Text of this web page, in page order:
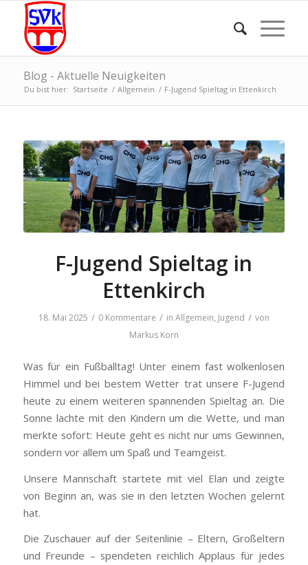
Blog - Aktuelle Neuigkeiten
Du bist hier: Startseite / Allgemein / F-Jugend Spieltag in Ettenkirch
F-Jugend Spieltag in
Ettenkirch
18. Mai 2025 / 0 Kommentare / in Allgemein, Jugend / von
Markus Korn
Was für ein Fußballtag! Unter einem fast wolkenlosen
Himmel und bei bestem Wetter trat unsere F-Jugend
heute zu einem weiteren spannenden Spieltag an. Die
Sonne lachte mit den Kindern um die Wette, und man
merkte sofort: Heute geht es nicht nur ums Gewinnen,
sondern vor allem um Spaß und Teamgeist.
Unsere Mannschaft startete mit viel Elan und zeigte
von Beginn an, was sie in den letzten Wochen gelernt
hat.
Die Zuschauer auf der Seitenlinie – Eltern, Großeltern
und Freunde – spendeten reichlich Applaus für jedes